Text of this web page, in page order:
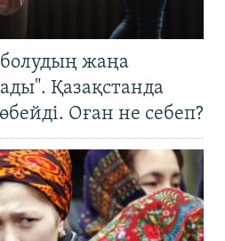
жаңа
Қазақстанда
Оған не себеп?